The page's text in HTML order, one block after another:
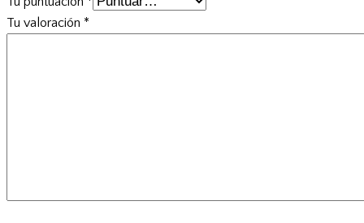
Tu valoración *